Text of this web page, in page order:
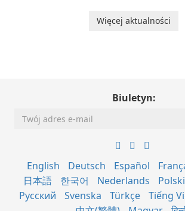
Więcej aktualności
Biuletyn:
English Deutsch Español
日本語
한국어 Nederlands Polski
Русский
Svenska Türkçe Tiếng